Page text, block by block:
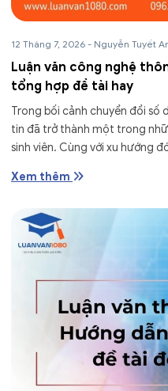
12 Tháng 7, 2026 - Nguyễn Tuyết
Luận văn công nghệ
tổng hợp đề tài hay
Trong bối cảnh chuyển đổi số
tin đã trở thành một trong
sinh viên. Cùng với xu hướng
Xem thêm